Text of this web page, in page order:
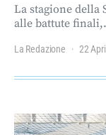
La stagione della
alle battute
La Redazione 22